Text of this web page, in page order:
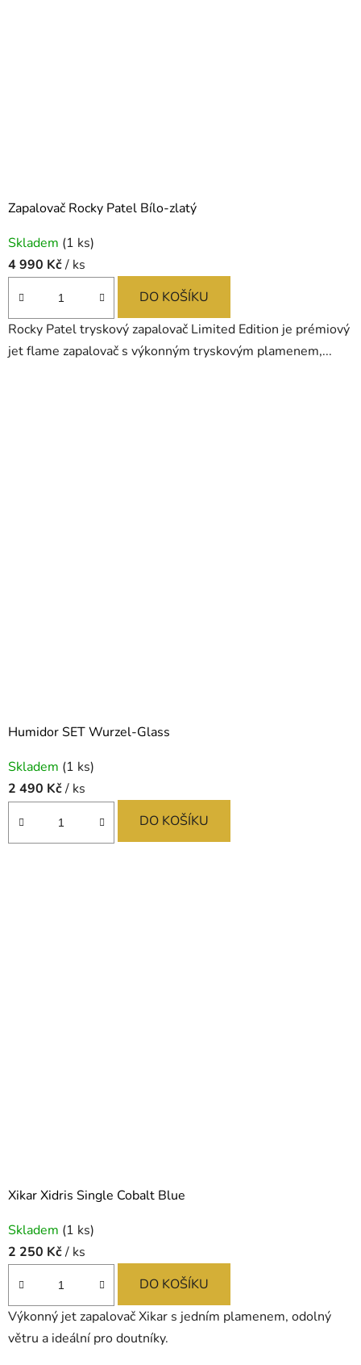
Zapalovač Rocky Patel Bílo-zlatý
Skladem (1 ks)
4 990 Kč/ ks
DO KOŠÍKU
Rocky Patel tryskový zapalovač Limited Edition je prémiový
jet flame zapalovač s výkonným tryskovým plamenem,...
Humidor SET Wurzel-Glass
Skladem (1 ks)
2 490 Kč/ ks
DO KOŠÍKU
Xikar Xidris Single Cobalt Blue
Skladem (1 ks)
2 250 Kč/ ks
DO KOŠÍKU
Výkonný jet zapalovač Xikar s jedním plamenem, odolný
větru a ideální pro doutníky.